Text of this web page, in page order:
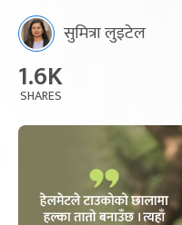
सुमित्रा लुइटेल
1.6K
SHARES